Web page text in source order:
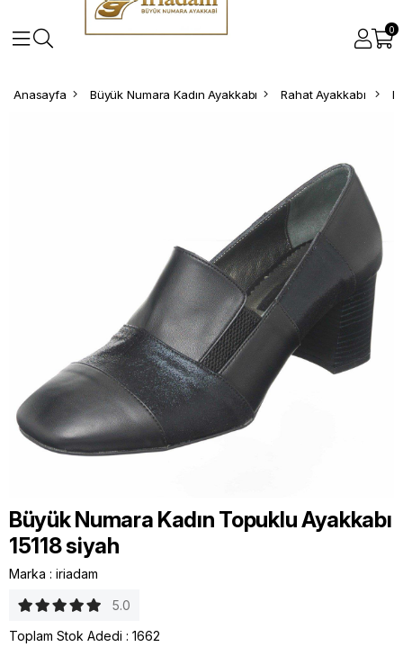
0
Anasayfa Büyük Numara Kadın Ayakkabı Rahat Ayakkabı
Büyük Numara Kadın Topuklu Ayakkabı
15118 siyah
Marka : iriadam
5.0
Toplam Stok Adedi : 1662